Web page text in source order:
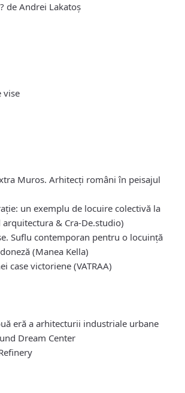
de Andrei Lakatoș
vise
Muros. Arhitecți români în peisajul
un exemplu de locuire colectivă la
arquitectura & Cra-De.studio)
Suflu contemporan pentru o locuință
(Manea Kella)
case victoriene (VATRAA)
eră a arhitecturii industriale urbane
Dream Center